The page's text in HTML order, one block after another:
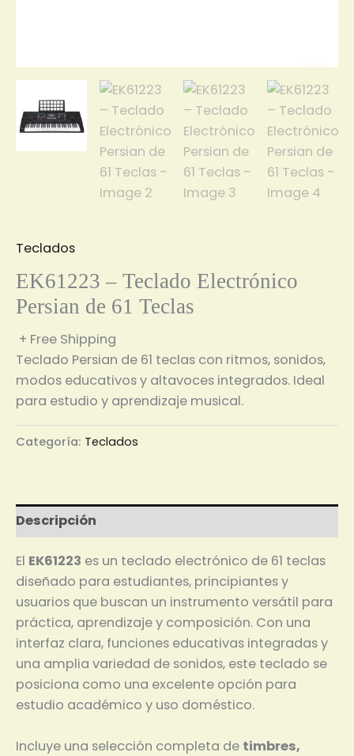
Teclados
EK61223 – Teclado Electrónico
Persian de 61 Teclas
+ Free Shipping
Teclado Persian de 61 teclas con ritmos, sonidos,
modos educativos y altavoces integrados. Ideal
para estudio y aprendizaje musical.
Categoría: Teclados
Descripción
El EK61223 es un teclado electrónico de 61 teclas
diseñado para estudiantes, principiantes y
usuarios que buscan un instrumento versátil para
práctica, aprendizaje y composición. Con una
interfaz clara, funciones educativas integradas y
una amplia variedad de sonidos, este teclado se
posiciona como una excelente opción para
estudio académico y uso doméstico.
Incluye una selección completa de timbres,